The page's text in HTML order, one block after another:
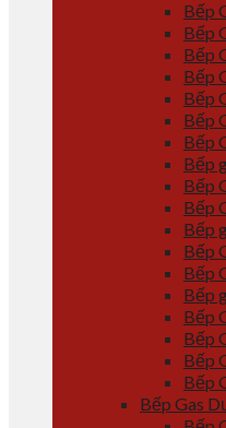
Bếp
Bếp
Bếp
Bếp
Bếp
Bếp
Bếp
Bếp
Bếp
Bếp
Bếp
Bếp
Bếp
Bếp
Bếp
Bếp
Bếp
Bếp
Bếp Gas